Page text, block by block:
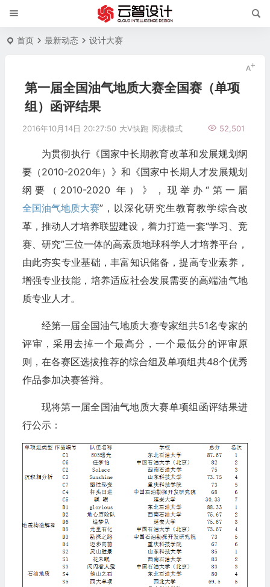
首页 最新动态 设计大赛
第一届全国油气地质大赛全国赛（单项
组）函评结果
2016年10月14日 20:27:50 大V快跑 52,501
阅读模式
为贯彻执行《国家中长期教育改革和发展规划纲
要（2010-2020年）》和《国家中长期人才发展规划
纲要（2010-2020 年）》，现举办“第一届
全国油气地质大赛”，以深化研究生教育教学综合改
革，推动人才培养联盟建设，着力打造一套“学习、竞
赛、研究”三位一体的高素质地球科学人才培养平台，
由此夯实专业基础，丰富知识储备，提高专业素养，
增强专业技能，培养适应社会发展需要的高端油气地
质专业人才。
经第一届全国油气地质大赛专家组共51名专家的
评审，采用去掉一个最高分，一个最低分的评审原
则，在各赛区选拔推荐的综合组及单项组共48个优秀
作品参加决赛答辩。
现将第一届全国油气地质大赛单项组函评结果进
行公示：